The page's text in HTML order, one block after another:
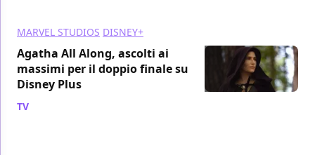
MARVEL STUDIOS DISNEY+
Agatha All Along, ascolti ai
massimi per il doppio finale su
Disney Plus
TV